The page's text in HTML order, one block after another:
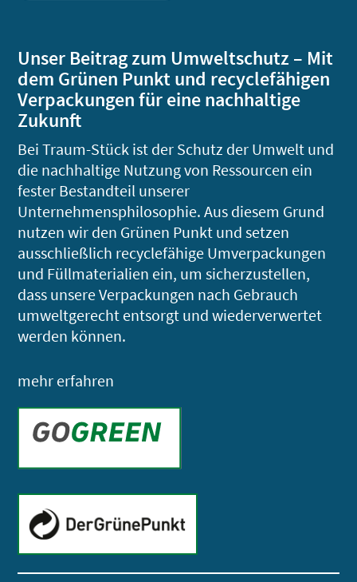
Unser Beitrag zum Umweltschutz – Mit
dem Grünen Punkt und recyclefähigen
Verpackungen für eine nachhaltige
Zukunft
Bei Traum-Stück ist der Schutz der Umwelt und
die nachhaltige Nutzung von Ressourcen ein
fester Bestandteil unserer
Unternehmensphilosophie. Aus diesem Grund
nutzen wir den Grünen Punkt und setzen
ausschließlich recyclefähige Umverpackungen
und Füllmaterialien ein, um sicherzustellen,
dass unsere Verpackungen nach Gebrauch
umweltgerecht entsorgt und wiederverwertet
werden können.
mehr erfahren